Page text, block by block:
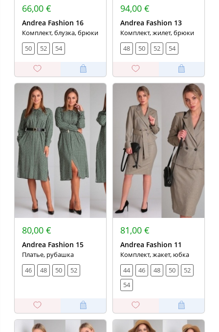
66,00 €
Andrea Fashion 16
Комплект, блузка, брюки
50
52 54
94,00 €
Andrea Fashion 13
Комплект, жилет, брюки
48
50 52 54
80,00 €
Andrea Fashion 15
Платье, рубашка
46
48 50 52
81,00 €
Andrea Fashion 11
Комплект, жакет, юбка
44
46 48 50
52
54